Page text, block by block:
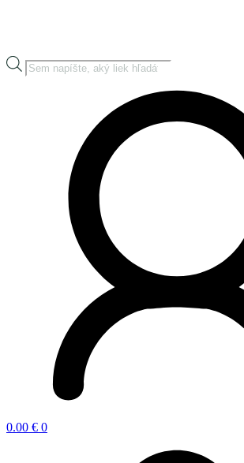
Products
search
0.00 € 0